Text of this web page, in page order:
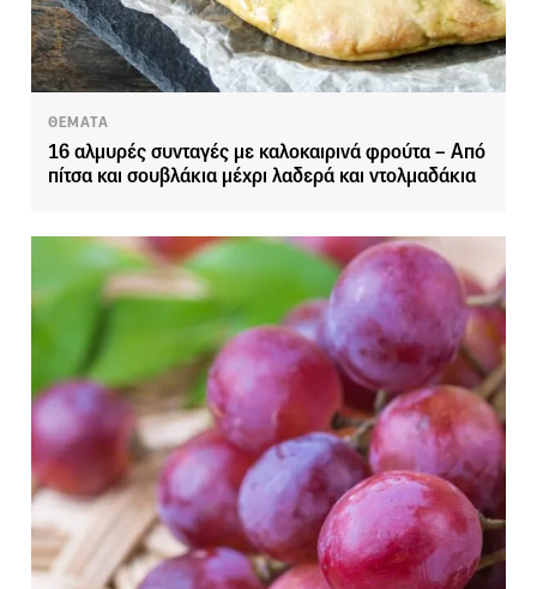
ΘΕΜΑΤΑ
16 αλμυρές συνταγές με καλοκαιρινά φρούτα – Από
πίτσα και σουβλάκια μέχρι λαδερά και ντολμαδάκια